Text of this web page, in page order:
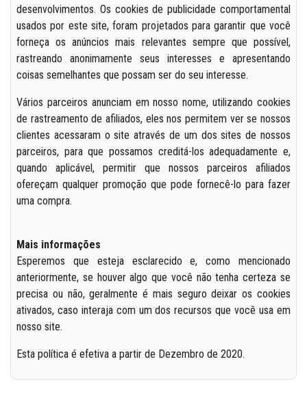
desenvolvimentos. Os cookies de publicidade comportamental
usados por este site, foram projetados para garantir que você
forneça os anúncios mais relevantes sempre que possível,
rastreando anonimamente seus interesses e apresentando
coisas semelhantes que possam ser do seu interesse.
Vários parceiros anunciam em nosso nome, utilizando cookies
de rastreamento de afiliados, eles nos permitem ver se nossos
clientes acessaram o site através de um dos sites de nossos
parceiros, para que possamos creditá-los adequadamente e,
quando aplicável, permitir que nossos parceiros afiliados
ofereçam qualquer promoção que pode fornecê-lo para fazer
uma compra.
Mais informações
Esperemos que esteja esclarecido e, como mencionado
anteriormente, se houver algo que você não tenha certeza se
precisa ou não, geralmente é mais seguro deixar os cookies
ativados, caso interaja com um dos recursos que você usa em
nosso site.
Esta política é efetiva a partir de Dezembro de 2020.